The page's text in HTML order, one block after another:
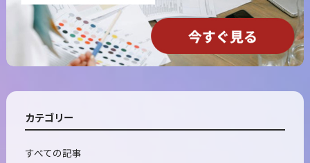
カテゴリー
すべての記事